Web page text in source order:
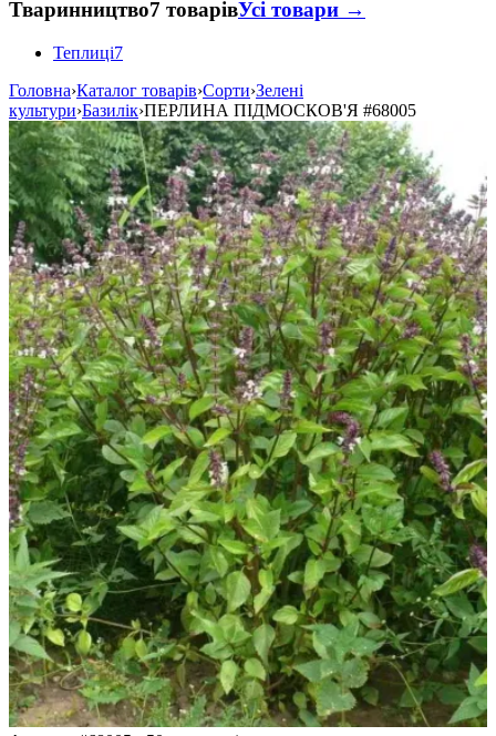
Тваринництво7 товарівУсі товари →
Теплиці7
Головна›Каталог товарів›Сорти›Зелені
культури›Базилік›ПЕРЛИНА ПІДМОСКОВ'Я #68005